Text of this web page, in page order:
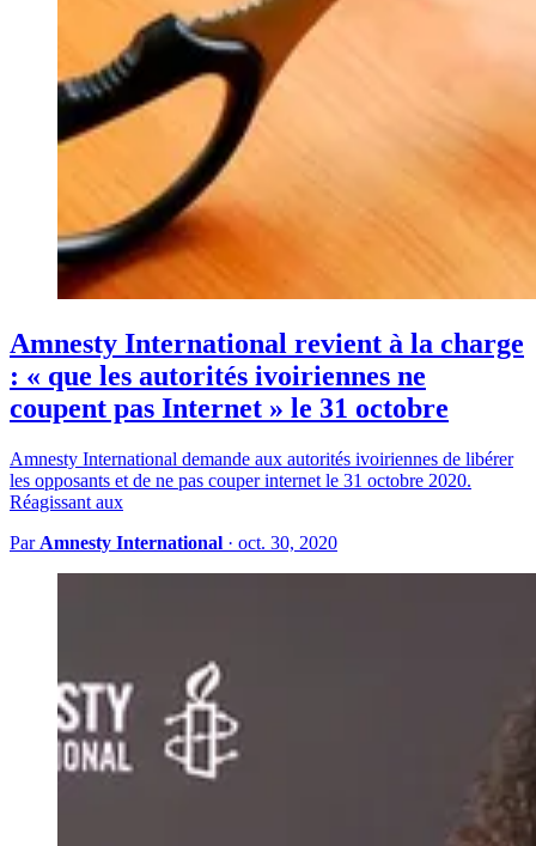
Amnesty International revient à la charge
: « que les autorités ivoiriennes ne
coupent pas Internet » le 31 octobre
Amnesty International demande aux autorités ivoiriennes de libérer
les opposants et de ne pas couper internet le 31 octobre 2020.
Réagissant aux
Par Amnesty International · oct. 30, 2020